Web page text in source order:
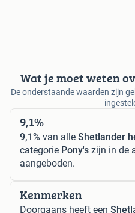
Wat je moet weten
De onderstaande waarden zijn
9,1%
9,1% van alle Shetlander
categorie Pony's zijn in de
aangeboden.
Kenmerken
Doorgaans heeft een